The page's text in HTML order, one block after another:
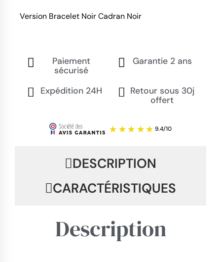
Version Bracelet Noir Cadran Noir
Paiement
sécurisé
Garantie 2 ans
Expédition 24H
Retour sous 30j
offert
DESCRIPTION
CARACTÉRISTIQUES
Description